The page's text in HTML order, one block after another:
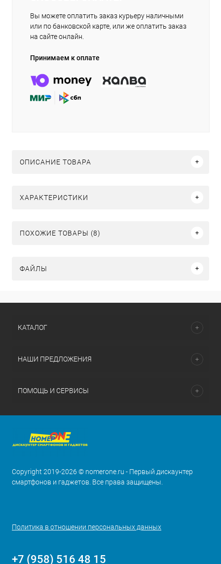
Вы можете оплатить заказ курьеру наличными
или по банковской карте, или же оплатить заказ
на сайте онлайн.
Принимаем к оплате
ОПИСАНИЕ ТОВАРА
ХАРАКТЕРИСТИКИ
ПОХОЖИЕ ТОВАРЫ (8)
ФАЙЛЫ
КАТАЛОГ
НАШИ ПРЕДЛОЖЕНИЯ
ПОМОЩЬ И СЕРВИСЫ
Copyright 2019-2026 © nomerone.ru - Первый дискаунтер
смартфонов и гаджетов. Все права защищены.
Политика в отношении персональных данных
+7 (958) 516 48 15